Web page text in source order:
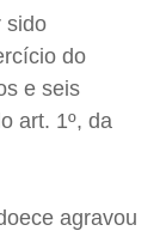
sido
do
e seis
art. 1º, da
agravou